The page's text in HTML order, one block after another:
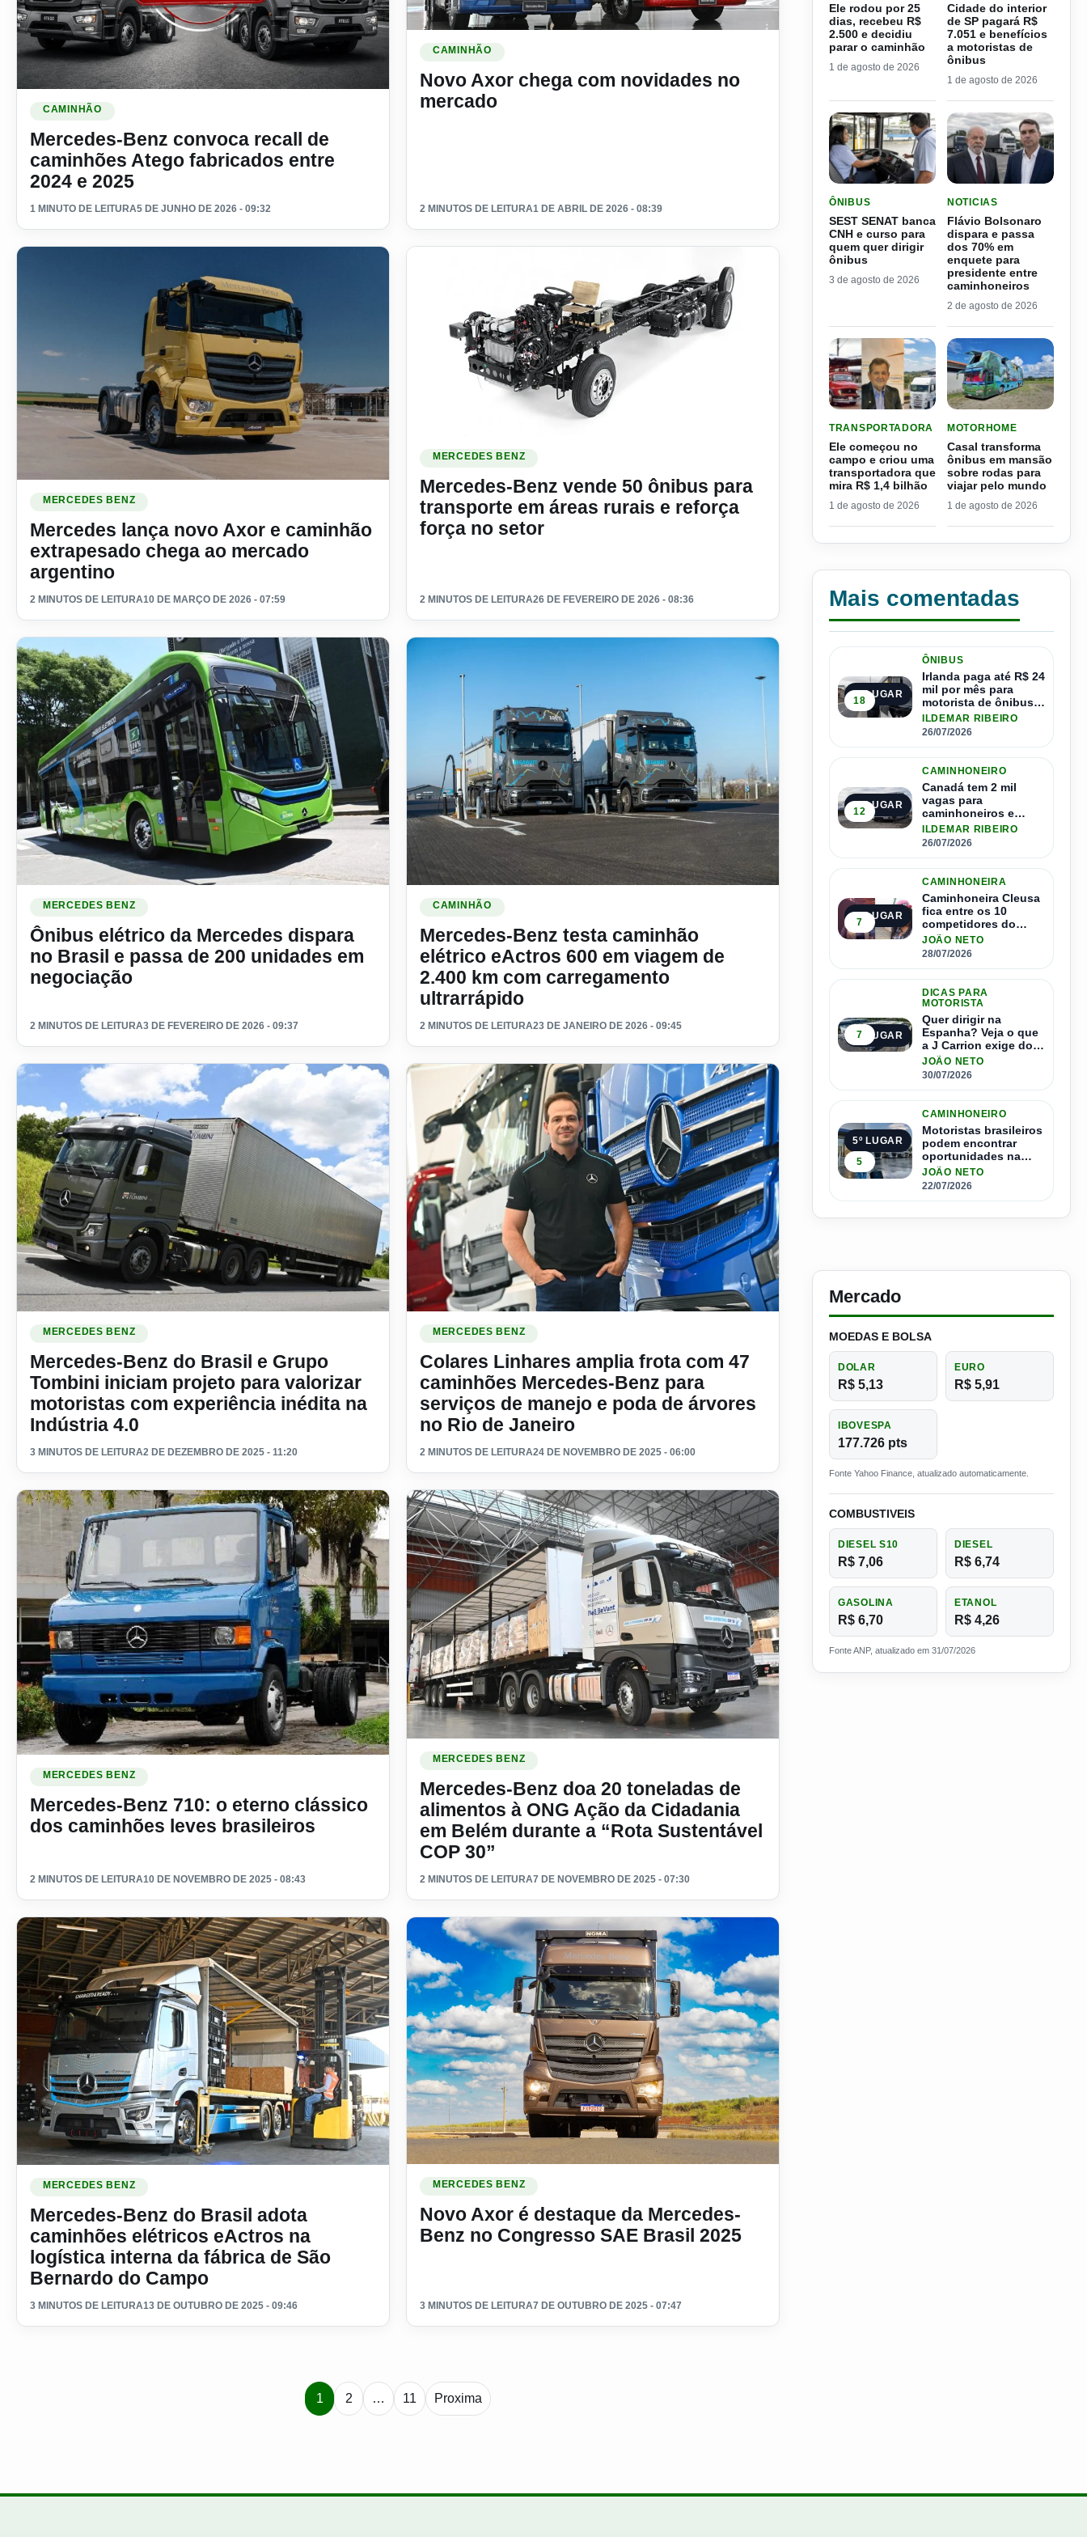
Ler materia: Mercedes-Benz convoca recall de caminhões Atego fabricados entre 2024 e 2025
CAMINHÃO
Mercedes-Benz convoca recall de
caminhões Atego fabricados entre
2024 e 2025
1 MINUTO DE LEITURA5 DE JUNHO DE 2026 - 09:32
CAMINHÃO
Novo Axor chega com novidades no
mercado
2 MINUTOS DE LEITURA1 DE ABRIL DE 2026 - 08:39
Ler materia: Mercedes lança novo Axor e caminhão extrapesado chega ao mercado argentino
MERCEDES BENZ
Mercedes lança novo Axor e caminhão
extrapesado chega ao mercado
argentino
2 MINUTOS DE LEITURA10 DE MARÇO DE 2026 - 07:59
Ler materia: Mercedes-Benz vende 50 ônibus para transporte em áreas rurais e reforça força no setor
MERCEDES BENZ
Mercedes-Benz vende 50 ônibus para
transporte em áreas rurais e reforça
força no setor
2 MINUTOS DE LEITURA26 DE FEVEREIRO DE 2026 - 08:36
MERCEDES BENZ
Ônibus elétrico da Mercedes dispara
no Brasil e passa de 200 unidades em
negociação
2 MINUTOS DE LEITURA3 DE FEVEREIRO DE 2026 - 09:37
Ler materia: Mercedes-Benz testa caminhão elétrico eActros 600 em viagem de 2.400 km com carregamento
CAMINHÃO
Mercedes-Benz testa caminhão
elétrico eActros 600 em viagem de
2.400 km com carregamento
ultrarrápido
2 MINUTOS DE LEITURA23 DE JANEIRO DE 2026 - 09:45
MERCEDES BENZ
Mercedes-Benz do Brasil e Grupo
Tombini iniciam projeto para valorizar
motoristas com experiência inédita na
Indústria 4.0
3 MINUTOS DE LEITURA2 DE DEZEMBRO DE 2025 - 11:20
Ler materia: Colares Linhares amplia frota com 47 caminhões Mercedes-Benz para serviços de manejo e poda de
MERCEDES BENZ
Colares Linhares amplia frota com 47
caminhões Mercedes-Benz para
serviços de manejo e poda de árvores
no Rio de Janeiro
2 MINUTOS DE LEITURA24 DE NOVEMBRO DE 2025 - 06:00
Ler materia: Mercedes-Benz 710: o eterno clássico dos caminhões leves brasileiros
MERCEDES BENZ
Mercedes-Benz 710: o eterno clássico
dos caminhões leves brasileiros
2 MINUTOS DE LEITURA10 DE NOVEMBRO DE 2025 - 08:43
MERCEDES BENZ
Mercedes-Benz doa 20 toneladas de
alimentos à ONG Ação da Cidadania
em Belém durante a “Rota Sustentável
COP 30”
2 MINUTOS DE LEITURA7 DE NOVEMBRO DE 2025 - 07:30
MERCEDES BENZ
Mercedes-Benz do Brasil adota
caminhões elétricos eActros na
logística interna da fábrica de São
Bernardo do Campo
3 MINUTOS DE LEITURA13 DE OUTUBRO DE 2025 - 09:46
MERCEDES BENZ
Novo Axor é destaque da Mercedes-
Benz no Congresso SAE Brasil 2025
3 MINUTOS DE LEITURA7 DE OUTUBRO DE 2025 - 07:47
1 2 … 11 Proxima
Ele rodou por 25
dias, recebeu R$
2.500 e decidiu
parar o caminhão
1 de agosto de 2026
Cidade do interior
de SP pagará R$
7.051 e benefícios
a motoristas de
ônibus
1 de agosto de 2026
ÔNIBUS
SEST SENAT banca
CNH e curso para
quem quer dirigir
ônibus
3 de agosto de 2026
NOTICIAS
Flávio Bolsonaro
dispara e passa
dos 70% em
enquete para
presidente entre
caminhoneiros
2 de agosto de 2026
TRANSPORTADORA
Ele começou no
campo e criou uma
transportadora que
mira R$ 1,4 bilhão
1 de agosto de 2026
MOTORHOME
Casal transforma
ônibus em mansão
sobre rodas para
viajar pelo mundo
1 de agosto de 2026
Mais comentadas
1º LUGAR
18
ÔNIBUS
Irlanda paga até R$ 24
mil por mês para
motorista de ônibus e
pode contratar até
1.500 motoristas
ILDEMAR RIBEIRO
26/07/2026
2º LUGAR
12
CAMINHONEIRO
Canadá tem 2 mil
vagas para
caminhoneiros e
salário de até R$ 24
mil por mês
ILDEMAR RIBEIRO
26/07/2026
3º LUGAR
7
CAMINHONEIRA
Caminhoneira Cleusa
fica entre os 10
competidores do
Master Driver Brasil
JOÃO NETO
28/07/2026
4º LUGAR
7
DICAS PARA
MOTORISTA
Quer dirigir na
Espanha? Veja o que
a J Carrion exige dos
brasileiros
JOÃO NETO
30/07/2026
5º LUGAR
5
CAMINHONEIRO
Motoristas brasileiros
podem encontrar
oportunidades na
Espanha com salários
que passam de R$ 17
JOÃO NETO
22/07/2026
Mercado
MOEDAS E BOLSA
DOLAR
R$ 5,13
EURO
R$ 5,91
IBOVESPA
177.726 pts
Fonte Yahoo Finance, atualizado automaticamente.
COMBUSTIVEIS
DIESEL S10
R$ 7,06
DIESEL
R$ 6,74
GASOLINA
R$ 6,70
ETANOL
R$ 4,26
Fonte ANP, atualizado em 31/07/2026